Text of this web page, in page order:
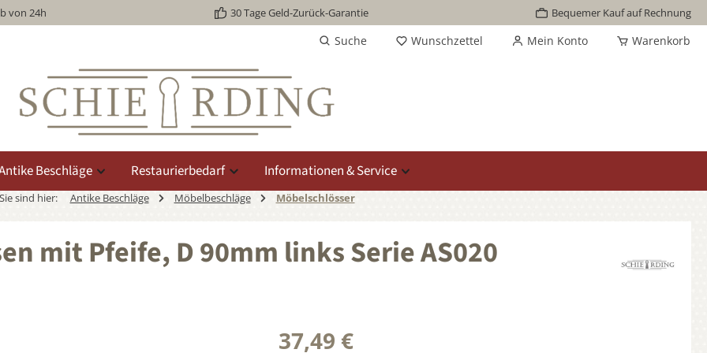
von 24h 30 Tage Geld-Zurück-Garantie Bequemer Kauf auf Rechnung
Suche Wunschzettel Mein Konto Warenkorb
Beschläge Restaurierbedarf Informationen & Service
Sie sind hier: Antike Beschläge Möbelbeschläge Möbelschlösser
mit Pfeife, D 90mm links Serie AS020
37,49 €